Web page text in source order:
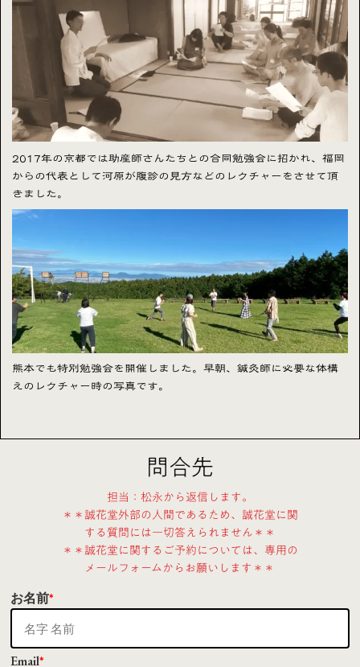
2017年の京都では助産師さんたちとの合同勉強会に招かれ、福岡
からの代表として河原が腹診の見方などのレクチャーをさせて頂
きました。
熊本でも特別勉強会を開催しました。早朝、鍼灸師に必要な体構
えのレクチャー時の写真です。
問合先
担当：松永から返信します。
＊＊誠花堂外部の人間であるため、誠花堂に関
する質問には一切答えられません＊＊
＊＊誠花堂に関するご予約については、専用の
メールフォームからお願いします＊＊
お名前*
Email*